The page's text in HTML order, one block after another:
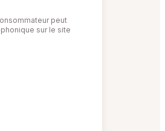
peut
sur le site